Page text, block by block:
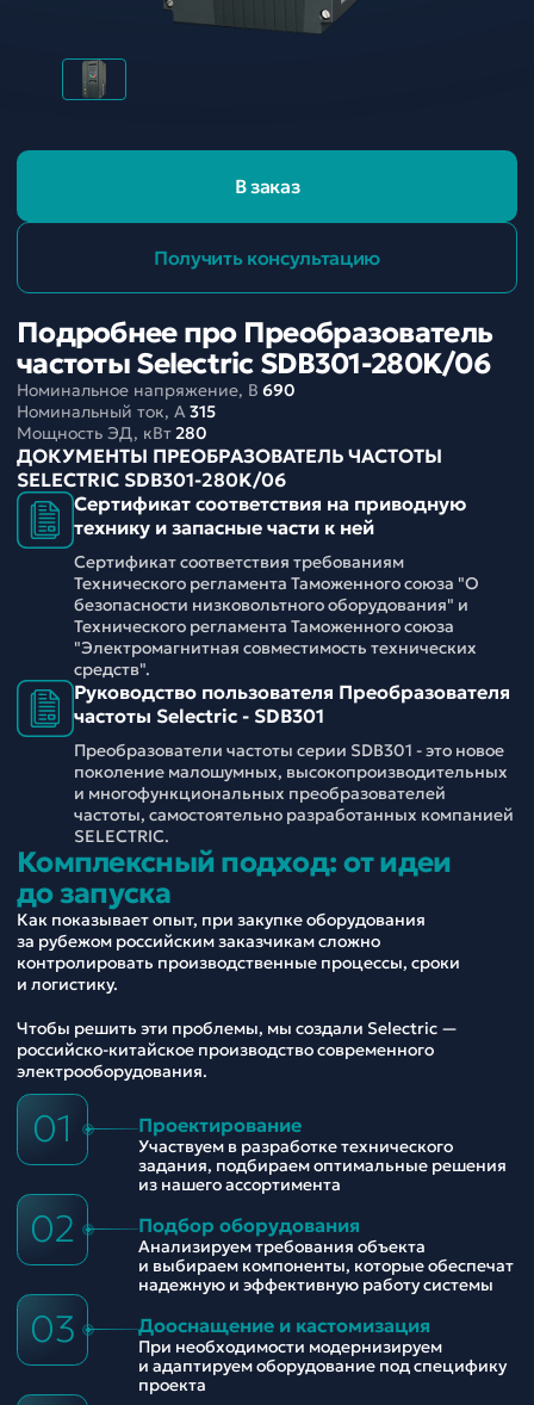
В заказ
Получить консультацию
Подробнее про Преобразователь
частоты Selectric SDB301-280K/06
Номинальное напряжение, В 690
Номинальный ток, A315
Мощность ЭД, кВт280
ДОКУМЕНТЫ ПРЕОБРАЗОВАТЕЛЬ ЧАСТОТЫ
SELECTRIC SDB301-280K/06
Сертификат соответствия на приводную
технику и запасные части к ней
Сертификат соответствия требованиям
Технического регламента Таможенного союза "О
безопасности низковольтного оборудования" и
Технического регламента Таможенного союза
"Электромагнитная совместимость технических
средств".
Руководство пользователя Преобразователя
частоты Selectric - SDB301
Преобразователи частоты серии SDB301 - это новое
поколение малошумных, высокопроизводительных
и многофункциональных преобразователей
частоты, самостоятельно разработанных компанией
SELECTRIC.
Комплексный подход: от идеи
до запуска
Как показывает опыт, при закупке оборудования
за рубежом российским заказчикам сложно
контролировать производственные процессы, сроки
и логистику.
Чтобы решить эти проблемы, мы создали Selectric —
российско-китайское производство современного
электрооборудования.
01 Проектирование
Участвуем в разработке технического
задания, подбираем оптимальные решения
из нашего ассортимента
02 Подбор оборудования
Анализируем требования объекта
и выбираем компоненты, которые обеспечат
надежную и эффективную работу системы
03 Дооснащение и кастомизация
При необходимости модернизируем
и адаптируем оборудование под специфику
проекта